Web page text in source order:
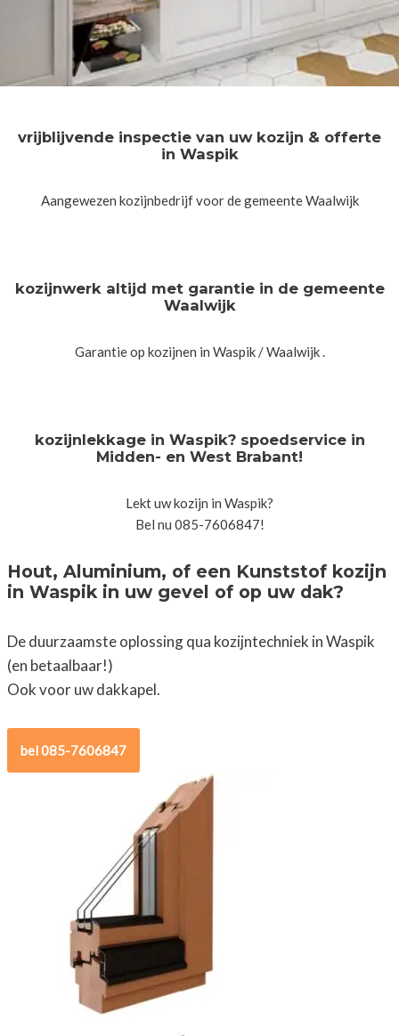
vrijblijvende inspectie van uw kozijn & offerte
in Waspik
Aangewezen kozijnbedrijf voor de gemeente Waalwijk
kozijnwerk altijd met garantie in de gemeente
Waalwijk
Garantie op kozijnen in Waspik / Waalwijk .
kozijnlekkage in Waspik? spoedservice in
Midden- en West Brabant!
Lekt uw kozijn in Waspik?
Bel nu 085-7606847!
Hout, Aluminium, of een Kunststof kozijn
in Waspik in uw gevel of op uw dak?
De duurzaamste oplossing qua kozijntechniek in Waspik
(en betaalbaar!)
Ook voor uw dakkapel.
bel 085-7606847